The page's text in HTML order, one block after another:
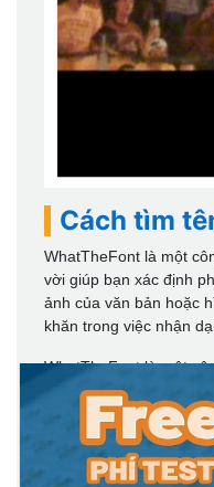
Cách tìm
WhatTheFont là một
vời giúp bạn xác định
ảnh của văn bản hoặc
khăn trong việc nhận
WhatTheFont là một
nguồn tài nguyên trực
phông chữ chuyên
gồm cả in ấn.
WhatTheFont hoạt